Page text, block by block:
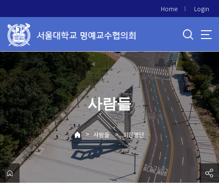
로
메
뉴
Home Login
사람들
> 사람들 > 회원명단